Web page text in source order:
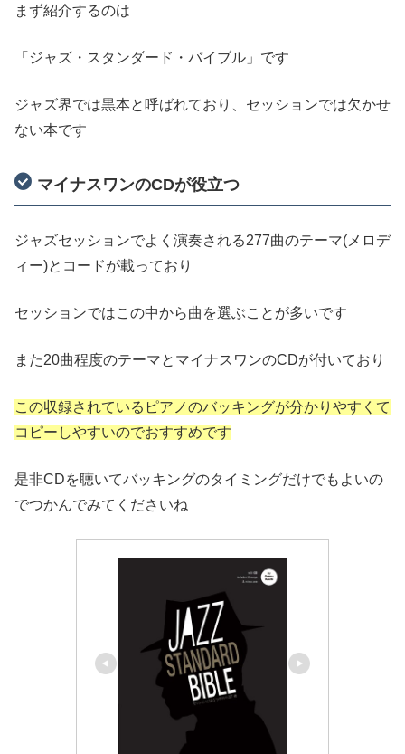
まず紹介するのは
「ジャズ・スタンダード・バイブル」です
ジャズ界では黒本と呼ばれており、セッションでは欠かせ
ない本です
マイナスワンのCDが役立つ
ジャズセッションでよく演奏される277曲のテーマ(メロデ
ィー)とコードが載っており
セッションではこの中から曲を選ぶことが多いです
また20曲程度のテーマとマイナスワンのCDが付いており
この収録されているピアノのバッキングが分かりやすくて
コピーしやすいのでおすすめです
是非CDを聴いてバッキングのタイミングだけでもよいの
でつかんでみてくださいね